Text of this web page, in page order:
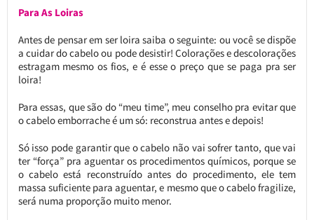
Para As Loiras
Antes de pensar em ser loira saiba o seguinte: ou você se dispõe
a cuidar do cabelo ou pode desistir! Colorações e descolorações
estragam mesmo os fios, e é esse o preço que se paga pra ser
loira!
Para essas, que são do “meu time”, meu conselho pra evitar que
o cabelo emborrache é um só: reconstrua antes e depois!
Só isso pode garantir que o cabelo não vai sofrer tanto, que vai
ter “força” pra aguentar os procedimentos químicos, porque se
o cabelo está reconstruído antes do procedimento, ele tem
massa suficiente para aguentar, e mesmo que o cabelo fragilize,
será numa proporção muito menor.